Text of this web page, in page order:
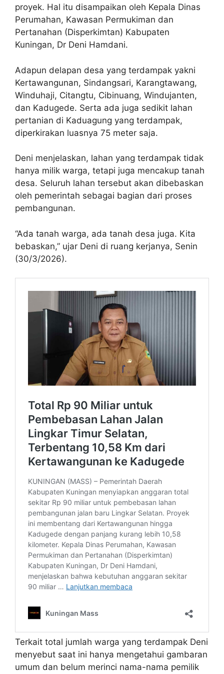
proyek. Hal itu disampaikan oleh Kepala Dinas
Perumahan, Kawasan Permukiman dan
Pertanahan (Disperkimtan) Kabupaten
Kuningan, Dr Deni Hamdani.
Adapun delapan desa yang terdampak yakni
Kertawangunan, Sindangsari, Karangtawang,
Winduhaji, Citangtu, Cibinuang, Windujanten,
dan Kadugede. Serta ada juga sedikit lahan
pertanian di Kaduagung yang terdampak,
diperkirakan luasnya 75 meter saja.
Deni menjelaskan, lahan yang terdampak tidak
hanya milik warga, tetapi juga mencakup tanah
desa. Seluruh lahan tersebut akan dibebaskan
oleh pemerintah sebagai bagian dari proses
pembangunan.
“Ada tanah warga, ada tanah desa juga. Kita
bebaskan,” ujar Deni di ruang kerjanya, Senin
(30/3/2026).
Terkait total jumlah warga yang terdampak Deni
menyebut saat ini hanya mengetahui gambaran
umum dan belum merinci nama-nama pemilik